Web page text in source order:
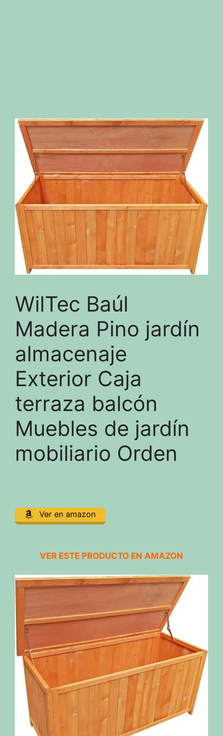
WilTec Baúl
Madera Pino jardín
almacenaje
Exterior Caja
terraza balcón
Muebles de jardín
mobiliario Orden
Ver en amazon
VER ESTE PRODUCTO EN AMAZON